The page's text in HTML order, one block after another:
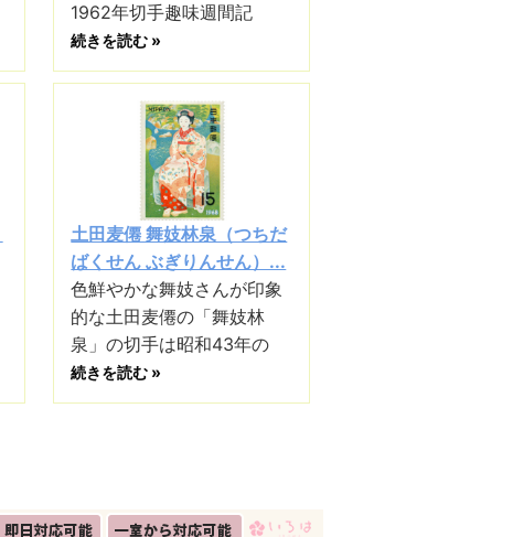
1962年切手趣味週間記
続きを読む »
土田麦僊 舞妓林泉（つちだ
ばくせん ぶぎりんせん）...
色鮮やかな舞妓さんが印象
的な土田麦僊の「舞妓林
泉」の切手は昭和43年の
続きを読む »